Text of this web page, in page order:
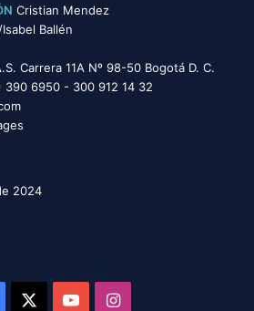
Cristian Mendez
Ballén
Carrera 11A Nº 98-50 Bogotá D. C.
390 6950 - 300 912 14 32
2024
Facebook YouTubeInstagram